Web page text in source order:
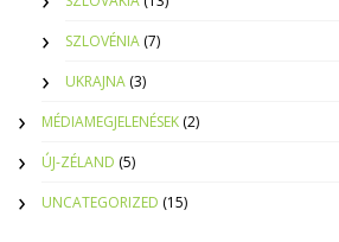
SZLOVÉNIA (7)
UKRAJNA (3)
MÉDIAMEGJELENÉSEK (2)
ÚJ-ZÉLAND (5)
UNCATEGORIZED (15)